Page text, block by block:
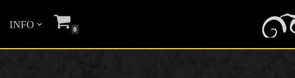
INFO 0